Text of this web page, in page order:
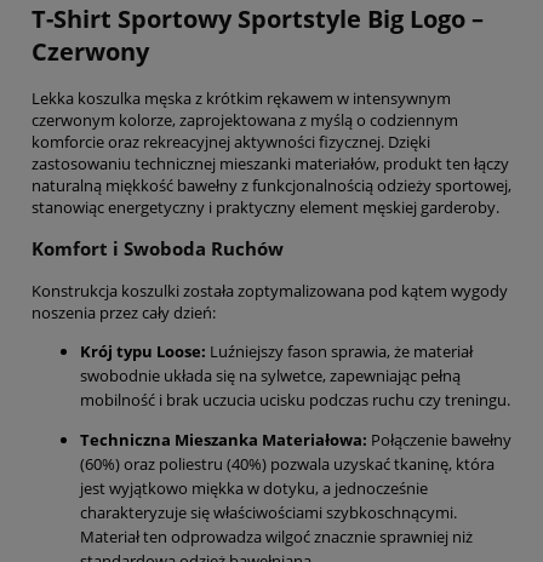
T-Shirt Sportowy Sportstyle Big Logo –
Czerwony
Lekka koszulka męska z krótkim rękawem w intensywnym
czerwonym kolorze, zaprojektowana z myślą o codziennym
komforcie oraz rekreacyjnej aktywności fizycznej. Dzięki
zastosowaniu technicznej mieszanki materiałów, produkt ten łączy
naturalną miękkość bawełny z funkcjonalnością odzieży sportowej,
stanowiąc energetyczny i praktyczny element męskiej garderoby.
Komfort i Swoboda Ruchów
Konstrukcja koszulki została zoptymalizowana pod kątem wygody
noszenia przez cały dzień:
Krój typu Loose: Luźniejszy fason sprawia, że materiał
swobodnie układa się na sylwetce, zapewniając pełną
mobilność i brak uczucia ucisku podczas ruchu czy treningu.
Techniczna Mieszanka Materiałowa: Połączenie bawełny
(60%) oraz poliestru (40%) pozwala uzyskać tkaninę, która
jest wyjątkowo miękka w dotyku, a jednocześnie
charakteryzuje się właściwościami szybkoschnącymi.
Materiał ten odprowadza wilgoć znacznie sprawniej niż